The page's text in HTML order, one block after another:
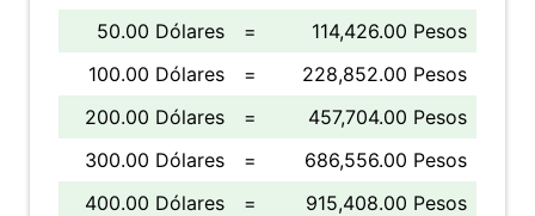
50.00 Dólares
=
114,426.00 Pesos
100.00 Dólares
=
228,852.00 Pesos
200.00 Dólares
=
457,704.00 Pesos
300.00 Dólares
=
686,556.00 Pesos
400.00 Dólares
=
915,408.00 Pesos